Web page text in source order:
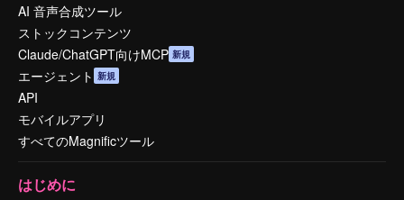
AI 音声合成ツール
ストックコンテンツ
Claude/ChatGPT向けMCP 新規
エージェント 新規
API
モバイルアプリ
すべてのMagnificツール
はじめに